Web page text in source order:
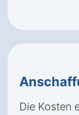
Die Kosten